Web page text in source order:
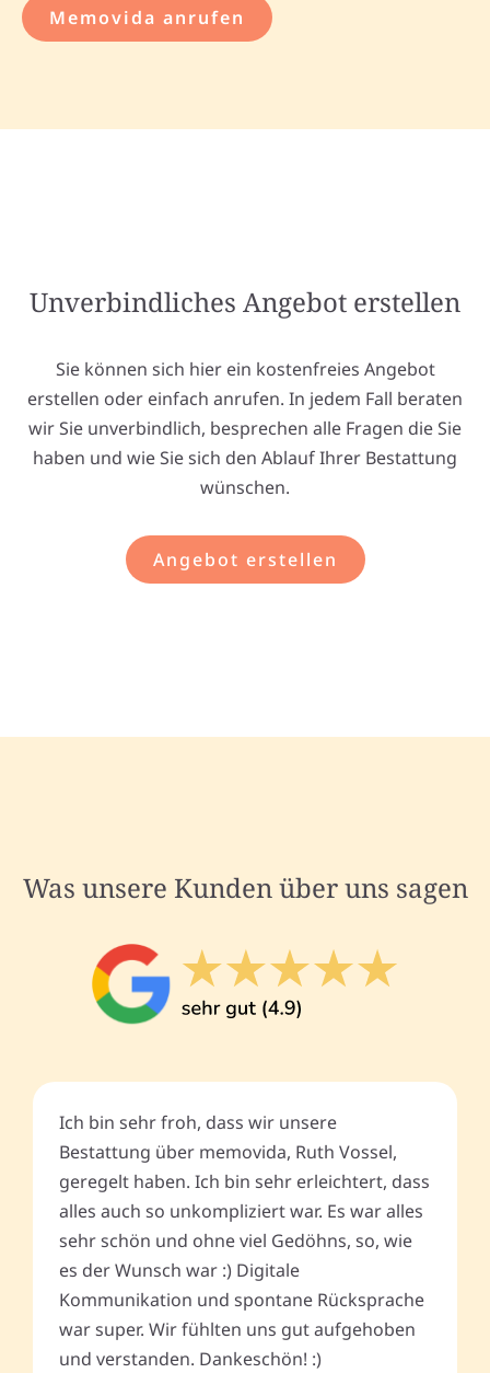
Memovida anrufen
Unverbindliches Angebot erstellen
Sie können sich hier ein kostenfreies Angebot
erstellen oder einfach anrufen. In jedem Fall beraten
wir Sie unverbindlich, besprechen alle Fragen die Sie
haben und wie Sie sich den Ablauf Ihrer Bestattung
wünschen.
Angebot erstellen
Was unsere Kunden über uns sagen
Ich bin sehr froh, dass wir unsere
Bestattung über memovida, Ruth Vossel,
geregelt haben. Ich bin sehr erleichtert, dass
alles auch so unkompliziert war. Es war alles
sehr schön und ohne viel Gedöhns, so, wie
es der Wunsch war :) Digitale
Kommunikation und spontane Rücksprache
war super. Wir fühlten uns gut aufgehoben
und verstanden. Dankeschön! :)